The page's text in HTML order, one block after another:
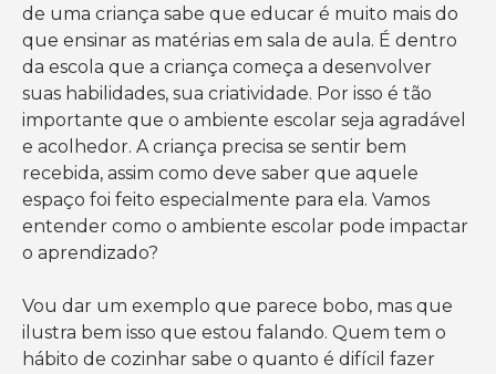
de uma criança sabe que educar é muito mais do
que ensinar as matérias em sala de aula. É dentro
da escola que a criança começa a desenvolver
suas habilidades, sua criatividade. Por isso é tão
importante que o ambiente escolar seja agradável
e acolhedor. A criança precisa se sentir bem
recebida, assim como deve saber que aquele
espaço foi feito especialmente para ela. Vamos
entender como o ambiente escolar pode impactar
o aprendizado?
Vou dar um exemplo que parece bobo, mas que
ilustra bem isso que estou falando. Quem tem o
hábito de cozinhar sabe o quanto é difícil fazer